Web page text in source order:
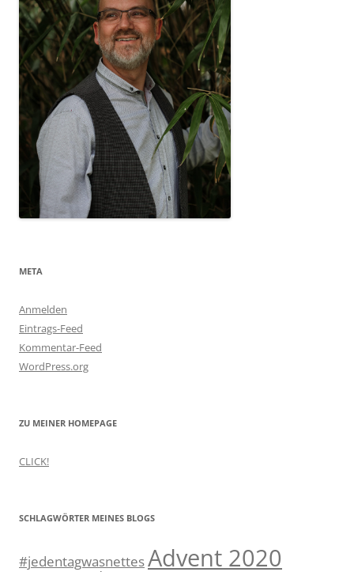
META
Anmelden
Eintrags-Feed
Kommentar-Feed
WordPress.org
ZU MEINER HOMEPAGE
CLICK!
SCHLAGWÖRTER MEINES BLOGS
#jedentagwasnettesAdvent 2020